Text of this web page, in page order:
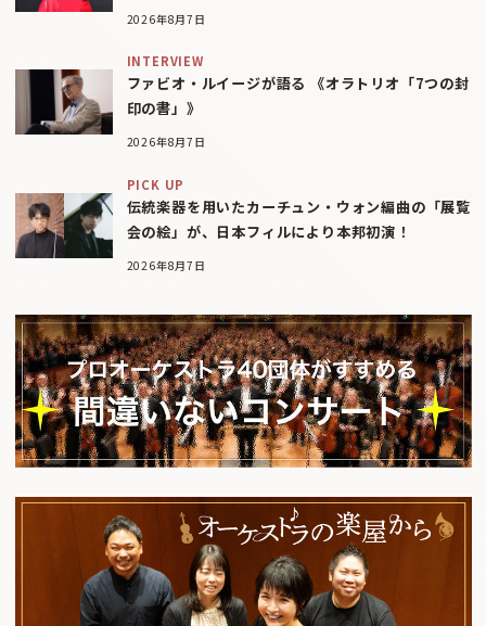
2026年8月7日
INTERVIEW
ファビオ・ルイージが語る 《オラトリオ「7つの封
印の書」》
2026年8月7日
PICK UP
伝統楽器を用いたカーチュン・ウォン編曲の「展覧
会の絵」が、日本フィルにより本邦初演！
2026年8月7日